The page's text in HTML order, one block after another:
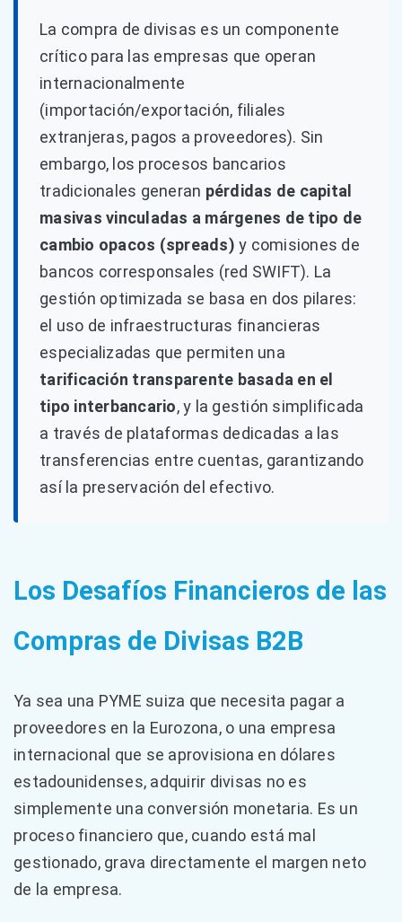
La compra de divisas es un componente
crítico para las empresas que operan
internacionalmente
(importación/exportación, filiales
extranjeras, pagos a proveedores). Sin
embargo, los procesos bancarios
tradicionales generan pérdidas de capital
masivas vinculadas a márgenes de tipo de
cambio opacos (spreads) y comisiones de
bancos corresponsales (red SWIFT). La
gestión optimizada se basa en dos pilares:
el uso de infraestructuras financieras
especializadas que permiten una
tarificación transparente basada en el
tipo interbancario, y la gestión simplificada
a través de plataformas dedicadas a las
transferencias entre cuentas, garantizando
así la preservación del efectivo.
Los Desafíos Financieros de las
Compras de Divisas B2B
Ya sea una PYME suiza que necesita pagar a
proveedores en la Eurozona, o una empresa
internacional que se aprovisiona en dólares
estadounidenses, adquirir divisas no es
simplemente una conversión monetaria. Es un
proceso financiero que, cuando está mal
gestionado, grava directamente el margen neto
de la empresa.